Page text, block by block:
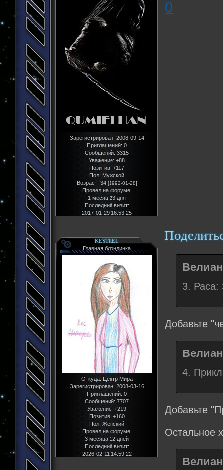
Зарегистрирован: 2008-09-14
Приглашений: 0
Сообщений: 3315
Уважение: +88
Позитив: +117
Пол: Мужской
Возраст: 34 [1992-01-28]
Провел на форуме:
1 месяц 23 дня
Последний визит:
2017-01-29 16:53:25
0
KESTREL
Главная блондинка
Откуда: Центр Мира
Зарегистрирован: 2008-03-16
Приглашений: 0
Сообщений: 7707
Уважение: +219
Позитив: +160
Пол:Женский
Провел на форуме:
3 месяца 12 дней
Последний визит:
2026-02-11 14:59:22
3. Раса:
Добавьте
4.
Добавьте
Остальное